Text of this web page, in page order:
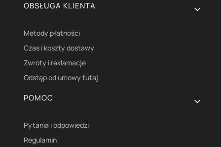
OBSŁUGA KLIENTA
Metody płatności
Czas i koszty dostawy
Zwroty i reklamacje
Odstąp od umowy tutaj
POMOC
Pytania i odpowiedzi
Regulamin